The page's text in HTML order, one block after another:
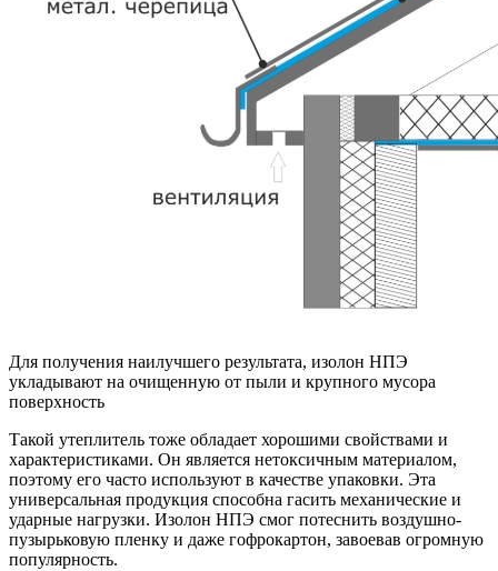
Для получения наилучшего результата, изолон НПЭ
укладывают на очищенную от пыли и крупного мусора
поверхность
Такой утеплитель тоже обладает хорошими свойствами и
характеристиками. Он является нетоксичным материалом,
поэтому его часто используют в качестве упаковки. Эта
универсальная продукция способна гасить механические и
ударные нагрузки. Изолон НПЭ смог потеснить воздушно-
пузырьковую пленку и даже гофрокартон, завоевав огромную
популярность.